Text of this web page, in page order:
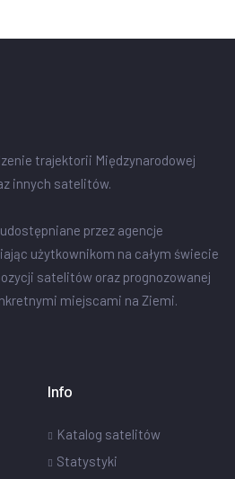
trajektorii Międzynarodowej
innych satelitów.
przez agencje
użytkownikom na całym świecie
satelitów oraz prognozowanej
miejscami na Ziemi.
Info
Katalog satelitów
Statystyki